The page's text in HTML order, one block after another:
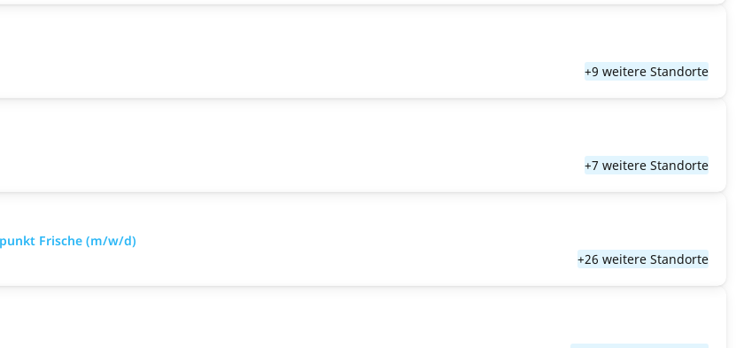
+9 weitere Standorte
+7 weitere Standorte
Frische (m/w/d)
+26 weitere Standorte